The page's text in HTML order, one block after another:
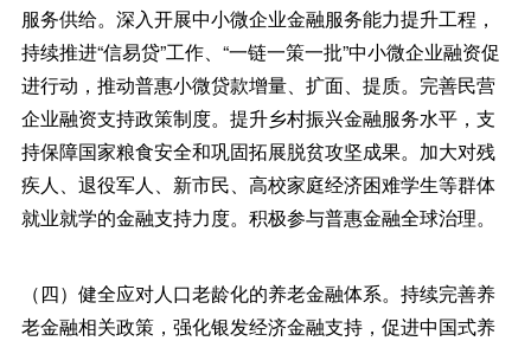
服务供给。深入开展中小微企业金融服务能力提升工程，
持续推进“信易贷”工作、“一链一策一批”中小微企业融资促
进行动，推动普惠小微贷款增量、扩面、提质。完善民营
企业融资支持政策制度。提升乡村振兴金融服务水平，支
持保障国家粮食安全和巩固拓展脱贫攻坚成果。加大对残
疾人、退役军人、新市民、高校家庭经济困难学生等群体
就业就学的金融支持力度。积极参与普惠金融全球治理。
（四）健全应对人口老龄化的养老金融体系。持续完善养
老金融相关政策，强化银发经济金融支持，促进中国式养